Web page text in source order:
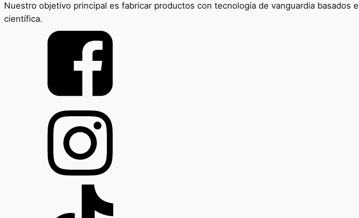
Nuestro objetivo principal es fabricar productos con tecnología de vanguardia basados
científica.